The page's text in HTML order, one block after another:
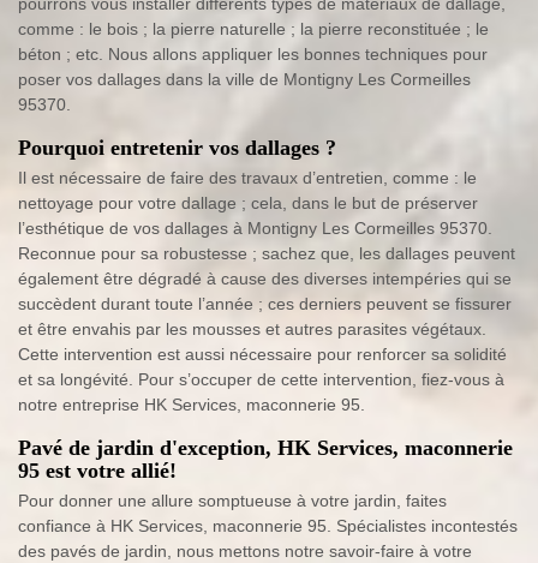
pourrons vous installer différents types de matériaux de dallage,
comme : le bois ; la pierre naturelle ; la pierre reconstituée ; le
béton ; etc. Nous allons appliquer les bonnes techniques pour
poser vos dallages dans la ville de Montigny Les Cormeilles
95370.
Pourquoi entretenir vos dallages ?
Il est nécessaire de faire des travaux d’entretien, comme : le
nettoyage pour votre dallage ; cela, dans le but de préserver
l’esthétique de vos dallages à Montigny Les Cormeilles 95370.
Reconnue pour sa robustesse ; sachez que, les dallages peuvent
également être dégradé à cause des diverses intempéries qui se
succèdent durant toute l’année ; ces derniers peuvent se fissurer
et être envahis par les mousses et autres parasites végétaux.
Cette intervention est aussi nécessaire pour renforcer sa solidité
et sa longévité. Pour s’occuper de cette intervention, fiez-vous à
notre entreprise HK Services, maconnerie 95.
Pavé de jardin d'exception, HK Services, maconnerie
95 est votre allié!
Pour donner une allure somptueuse à votre jardin, faites
confiance à HK Services, maconnerie 95. Spécialistes incontestés
des pavés de jardin, nous mettons notre savoir-faire à votre